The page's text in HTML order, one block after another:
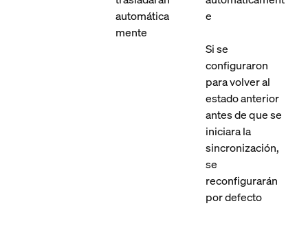
automática
mente
e
Si se
configuraron
para volver al
estado anterior
antes de que se
iniciara la
sincronización,
se
reconfigurarán
por defecto